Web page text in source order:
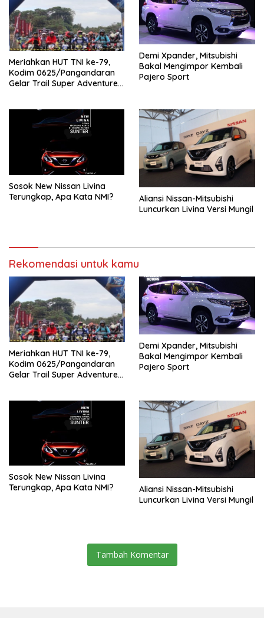
Meriahkan HUT TNI ke-79,
Kodim 0625/Pangandaran
Gelar Trail Super Adventure
Demi Xpander, Mitsubishi
Bakal Mengimpor Kembali
Pajero Sport
Sosok New Nissan Livina
Terungkap, Apa Kata NMI?
Aliansi Nissan-Mitsubishi
Luncurkan Livina Versi Mungil
Rekomendasi untuk kamu
Meriahkan HUT TNI ke-79,
Kodim 0625/Pangandaran
Gelar Trail Super Adventure
Demi Xpander, Mitsubishi
Bakal Mengimpor Kembali
Pajero Sport
Sosok New Nissan Livina
Terungkap, Apa Kata NMI?
Aliansi Nissan-Mitsubishi
Luncurkan Livina Versi Mungil
Tambah Komentar